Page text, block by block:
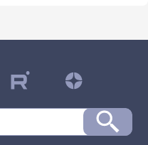
| 286 группа